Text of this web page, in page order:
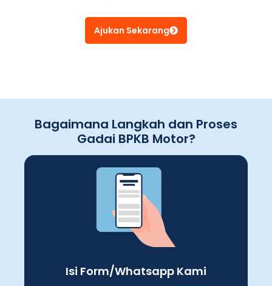
Ajukan Sekarang
Bagaimana Langkah dan Proses
Gadai BPKB Motor?
Isi Form/Whatsapp Kami